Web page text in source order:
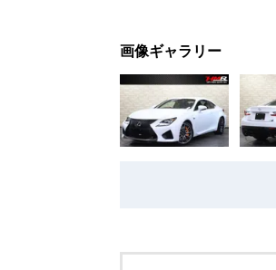
画像ギャラリー